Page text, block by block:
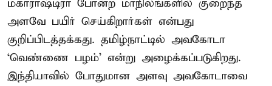
மகாராஷ்டிரா போன்ற மாநிலங்களில் குறைந்த
அளவே பயிர் செய்கிறார்கள் என்பது
குறிப்பிடத்தக்கது. தமிழ்நாட்டில் அவகோடா
‘வெண்ணை பழம்’ என்று அழைக்கப்படுகிறது.
இந்தியாவில் போதுமான அளவு அவகோடாவை